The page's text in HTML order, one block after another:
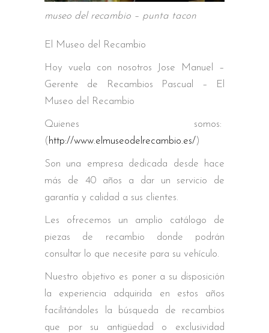
museo del recambio – punta tacon
El Museo del Recambio
Hoy vuela con nosotros Jose Manuel –
Gerente de Recambios Pascual – El
Museo del Recambio
Quienes somos:
( http://www.elmuseodelrecambio.es/ )
Son una empresa dedicada desde hace
más de 40 años a dar un servicio de
garantía y calidad a sus clientes.
Les ofrecemos un amplio catálogo de
piezas de recambio donde podrán
consultar lo que necesite para su vehículo.
Nuestro objetivo es poner a su disposición
la experiencia adquirida en estos años
facilitándoles la búsqueda de recambios
que por su antigüedad o exclusividad